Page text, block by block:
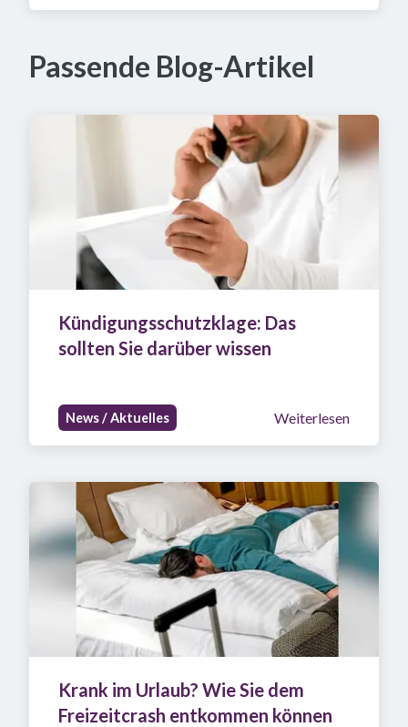
Passende Blog-Artikel
Kündigungsschutzklage: Das
sollten Sie darüber wissen
News / Aktuelles Weiterlesen
Krank im Urlaub? Wie Sie dem
Freizeitcrash entkommen können